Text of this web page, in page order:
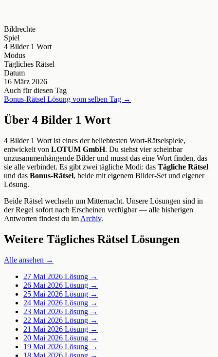
Bildrechte
Spiel
4 Bilder 1 Wort
Modus
Tägliches Rätsel
Datum
16 März 2026
Auch für diesen Tag
Bonus-Rätsel Lösung vom selben Tag →
Über 4 Bilder 1 Wort
4 Bilder 1 Wort ist eines der beliebtesten Wort-Rätselspiele,
entwickelt von LOTUM GmbH. Du siehst vier scheinbar
unzusammenhängende Bilder und musst das eine Wort finden, das
sie alle verbindet. Es gibt zwei tägliche Modi: das Tägliche Rätsel
und das Bonus-Rätsel, beide mit eigenem Bilder-Set und eigener
Lösung.
Beide Rätsel wechseln um Mitternacht. Unsere Lösungen sind in
der Regel sofort nach Erscheinen verfügbar — alle bisherigen
Antworten findest du im Archiv.
Weitere Tägliches Rätsel Lösungen
Alle ansehen →
27 Mai 2026 Lösung →
26 Mai 2026 Lösung →
25 Mai 2026 Lösung →
24 Mai 2026 Lösung →
23 Mai 2026 Lösung →
22 Mai 2026 Lösung →
21 Mai 2026 Lösung →
20 Mai 2026 Lösung →
19 Mai 2026 Lösung →
18 Mai 2026 Lösung →